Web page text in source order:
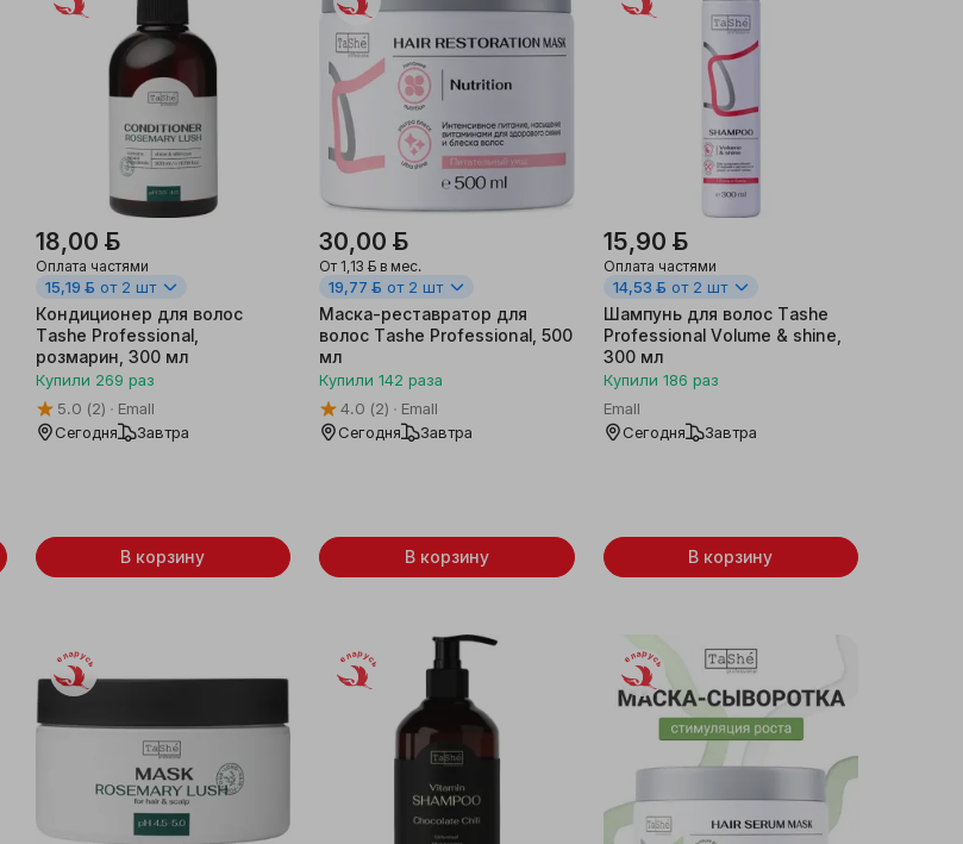
18,00 ƃ
Оплата частями
15,19 ƃ от 2 шт
Кондиционер для волос
Tashe Professional,
розмарин, 300 мл
Купили 269 раз
5.0 (2)
Emall
Сегодня
Завтра
В корзину
30,00 ƃ
От1,13 ƃ в мес.
19,77 ƃ от 2 шт
Маска-реставратор для
волос Tashe Professional, 500
мл
Купили142 раза
4.0 (2)
Emall
Сегодня
Завтра
В корзину
15,90 ƃ
Оплата частями
14,53 ƃ от 2 шт
Шампунь для волос Tashe
Professional Volume & shine,
300 мл
Купили 186 раз
Emall
Сегодня
Завтра
В корзину
Беларусь Беларусь Беларусь